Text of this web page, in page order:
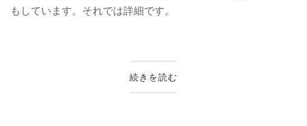
もしています。それでは詳細です。
続きを読む